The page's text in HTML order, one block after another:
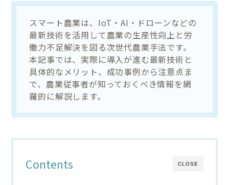
スマート農業は、IoT・AI・ドローンなどの
最新技術を活用して農業の生産性向上と労
働力不足解決を図る次世代農業手法です。
本記事では、実際に導入が進む最新技術と
具体的なメリット、成功事例から注意点ま
で、農業従事者が知っておくべき情報を網
羅的に解説します。
CLOSE
Contents